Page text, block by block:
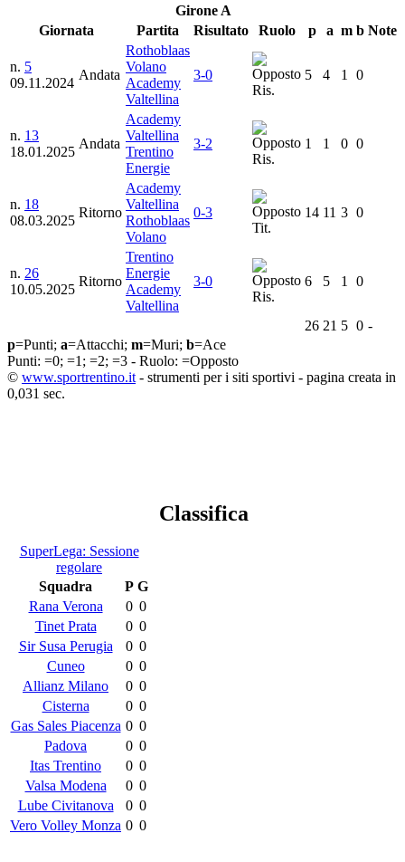
Girone A
Giornata
Partita Risultato Ruolo p a m b Note
n. 5
09.11.2024
Andata
Rothoblaas
Volano
Academy
Valtellina
3-0
Ris.
5 4 1 0
n. 13
18.01.2025
Andata
Academy
Valtellina
Trentino
Energie
3-2
Ris.
1 1 0 0
n. 18
08.03.2025
Ritorno
Academy
Valtellina
Rothoblaas
Volano
0-3
Tit.
14 11 3 0
n. 26
10.05.2025
Ritorno
Trentino
Energie
Academy
Valtellina
3-0
Ris.
6 5 1 0
26 21 5 0 -
p=Punti; a=Attacchi; m=Muri; b=Ace
Punti: =0; =1; =2; =3 - Ruolo: =Opposto
© www.sportrentino.it - strumenti per i siti sportivi - pagina creata in
0,031 sec.
Classifica
SuperLega: Sessione
regolare
Squadra
P G
Rana Verona
0 0
Tinet Prata
0 0
Sir Susa Perugia
0 0
Cuneo
0 0
Allianz Milano
0 0
Cisterna
0 0
Gas Sales Piacenza 0 0
Padova
0 0
Itas Trentino
0 0
Valsa Modena
0 0
Lube Civitanova
0 0
Vero Volley Monza 0 0